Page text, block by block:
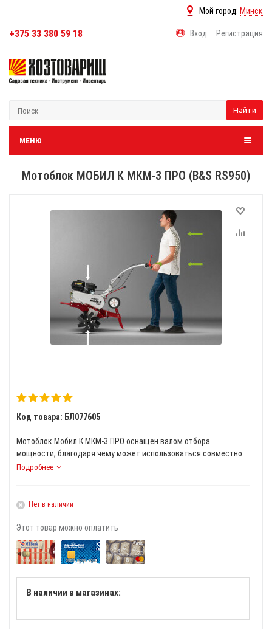
Мой город: Минск
+375 33 380 59 18 Вход Регистрация
Найти
МЕНЮ
Мотоблок МОБИЛ К МКМ-3 ПРО (B&S RS950)
Код товара: БЛ077605
Мотоблок Мобил К МКМ-3 ПРО оснащен валом отбора
мощности, благодаря чему может использоваться совместно...
Подробнее
Нет в наличии
Этот товар можно оплатить
В наличии в магазинах: